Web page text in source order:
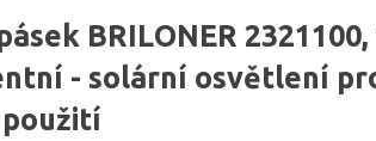
BRILONER 2321100,
- solární osvětlení